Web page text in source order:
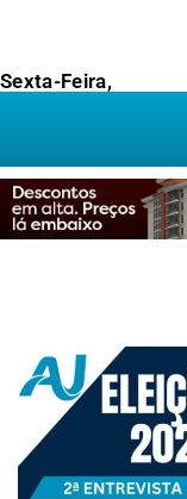
Sexta-Feira,